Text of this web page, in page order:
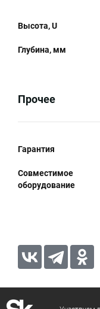
Высота, U
Глубина, мм
Прочее
Гарантия
Совместимое
оборудование